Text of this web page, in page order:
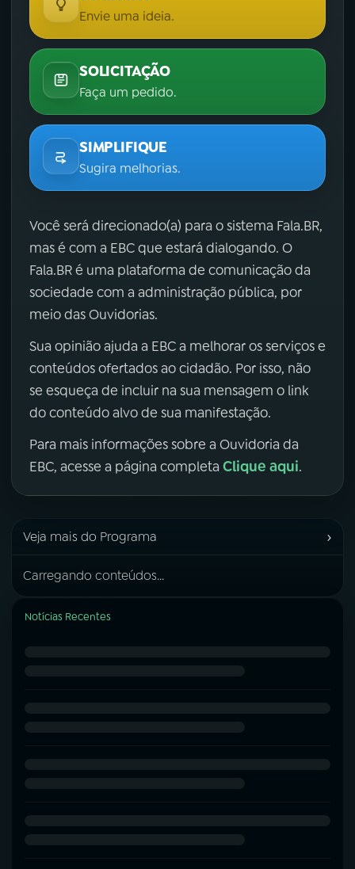
Envie uma ideia.
SOLICITAÇÃO
Faça um pedido.
SIMPLIFIQUE
Sugira melhorias.
Você será direcionado(a) para o sistema Fala.BR,
mas é com a EBC que estará dialogando. O
Fala.BR é uma plataforma de comunicação da
sociedade com a administração pública, por
meio das Ouvidorias.
Sua opinião ajuda a EBC a melhorar os serviços e
conteúdos ofertados ao cidadão. Por isso, não
se esqueça de incluir na sua mensagem o link
do conteúdo alvo de sua manifestação.
Para mais informações sobre a Ouvidoria da
EBC, acesse a página completa Clique aqui.
Veja mais do Programa ›
Carregando conteúdos...
Notícias Recentes